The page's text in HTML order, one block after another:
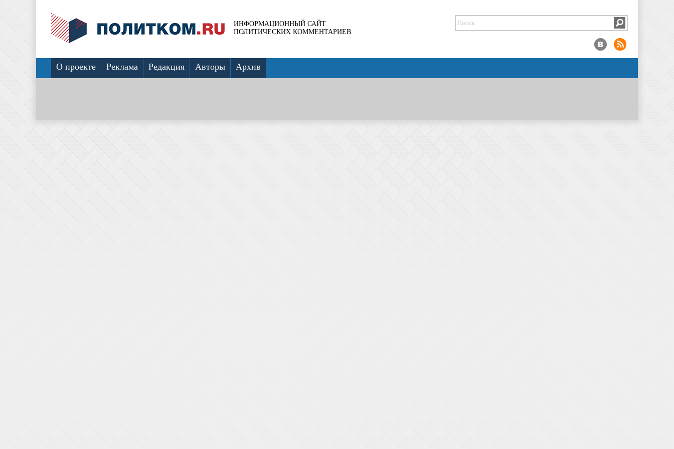
ИНФОРМАЦИОННЫЙ САЙТ
ПОЛИТИЧЕСКИХ КОММЕНТАРИЕВ
О проекте Реклама Редакция Авторы Архив